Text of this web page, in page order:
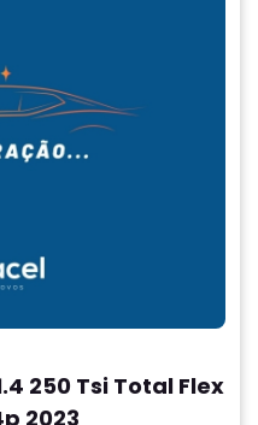
250 Tsi Total Flex
2023